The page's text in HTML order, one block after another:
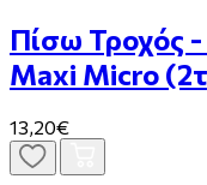
Πίσω Τροχός
Μaxi Micro
13,20€